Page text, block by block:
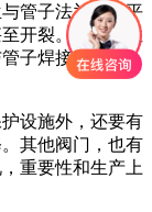
管子法兰必须平
开裂。对于脆性
子焊接的阀门，
设施外，还要有
其他阀门，也有
重要性和生产上